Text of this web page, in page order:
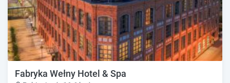
Fabryka Wełny Hotel & Spa